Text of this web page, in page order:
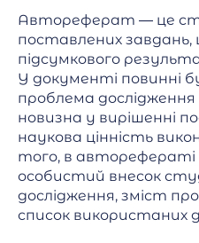
Автореферат — це
поставлених завдань,
підсумкового
У документі повинні
проблема
новизна у вирішенні
наукова цінність
того, в авторефераті
особистий внесок
дослідження, зміст
список використаних